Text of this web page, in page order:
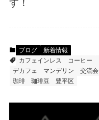
す！
ブログ
新着情報
カフェインレス
コーヒー
デカフェ
マンデリン 交流会
珈琲
珈琲豆 豊平区